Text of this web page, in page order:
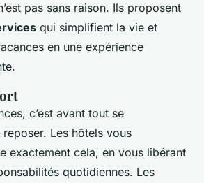
pas sans raison. Ils proposent
qui simplifient la vie et
en une expérience
c’est avant tout se
Les hôtels vous
exactement cela, en vous libérant
quotidiennes. Les